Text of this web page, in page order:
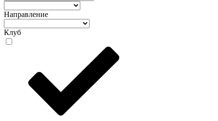
Направление
Клуб